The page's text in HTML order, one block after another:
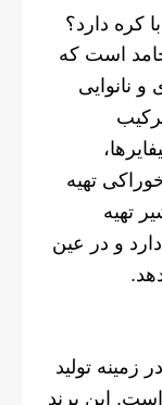
کره دارد؟
است که
نانوایی
تهیه
تهیه
و در عین
زمینه تولید
این برند